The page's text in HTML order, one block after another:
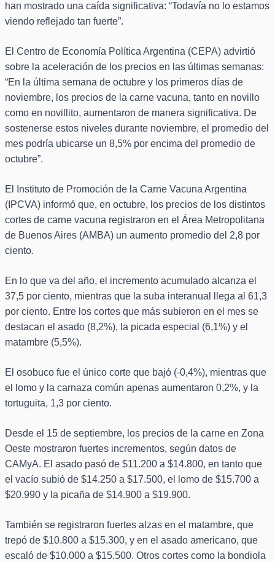
han mostrado una caída significativa: “Todavía no lo estamos
viendo reflejado tan fuerte”.
El Centro de Economía Política Argentina (CEPA) advirtió
sobre la aceleración de los precios en las últimas semanas:
“En la última semana de octubre y los primeros días de
noviembre, los precios de la carne vacuna, tanto en novillo
como en novillito, aumentaron de manera significativa. De
sostenerse estos niveles durante noviembre, el promedio del
mes podría ubicarse un 8,5% por encima del promedio de
octubre”.
El Instituto de Promoción de la Carne Vacuna Argentina
(IPCVA) informó que, en octubre, los precios de los distintos
cortes de carne vacuna registraron en el Área Metropolitana
de Buenos Aires (AMBA) un aumento promedio del 2,8 por
ciento.
En lo que va del año, el incremento acumulado alcanza el
37,5 por ciento, mientras que la suba interanual llega al 61,3
por ciento. Entre los cortes que más subieron en el mes se
destacan el asado (8,2%), la picada especial (6,1%) y el
matambre (5,5%).
El osobuco fue el único corte que bajó (-0,4%), mientras que
el lomo y la carnaza común apenas aumentaron 0,2%, y la
tortuguita, 1,3 por ciento.
Desde el 15 de septiembre, los precios de la carne en Zona
Oeste mostraron fuertes incrementos, según datos de
CAMyA. El asado pasó de $11.200 a $14.800, en tanto que
el vacío subió de $14.250 a $17.500, el lomo de $15.700 a
$20.990 y la picaña de $14.900 a $19.900.
También se registraron fuertes alzas en el matambre, que
trepó de $10.800 a $15.300, y en el asado americano, que
escaló de $10.000 a $15.500. Otros cortes como la bondiola